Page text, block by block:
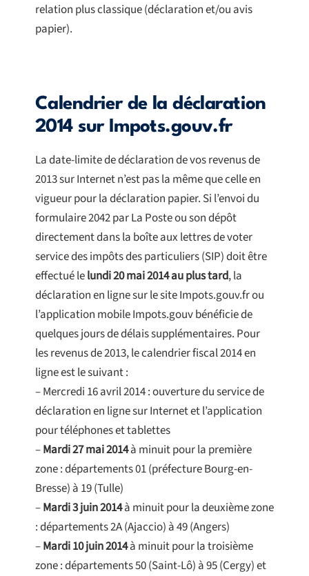
relation plus classique (déclaration et/ou avis
papier).
Calendrier de la déclaration
2014 sur Impots.gouv.fr
La date-limite de déclaration de vos revenus de
2013 sur Internet n’est pas la même que celle en
vigueur pour la déclaration papier. Si l’envoi du
formulaire 2042 par La Poste ou son dépôt
directement dans la boîte aux lettres de voter
service des impôts des particuliers (SIP) doit être
effectué lelundi 20 mai 2014 au plus tard, la
déclaration en ligne sur le site Impots.gouv.fr ou
l’application mobile Impots.gouv bénéficie de
quelques jours de délais supplémentaires. Pour
les revenus de 2013, le calendrier fiscal 2014 en
ligne est le suivant :
– Mercredi 16 avril 2014 : ouverture du service de
déclaration en ligne sur Internet et l’application
pour téléphones et tablettes
–Mardi 27 mai 2014à minuit pour la première
zone : départements 01 (préfecture Bourg-en-
Bresse) à 19 (Tulle)
–Mardi 3 juin 2014à minuit pour la deuxième zone
: départements 2A (Ajaccio) à 49 (Angers)
–Mardi 10 juin 2014à minuit pour la troisième
zone : départements 50 (Saint-Lô) à 95 (Cergy) et